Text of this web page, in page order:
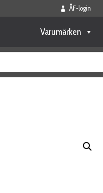
ÅF-login
Varumärken